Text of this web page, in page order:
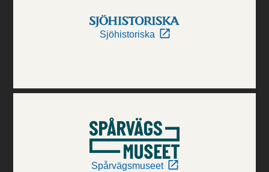
Sjöhistoriska
Spårvägsmuseet